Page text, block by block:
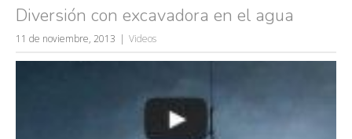
Búsquedas populares
mujeres guapas
Diversión con excavadora en el agua
11 de noviembre, 2013 Videos